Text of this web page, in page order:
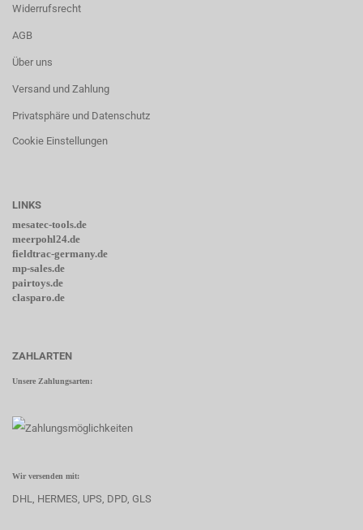
Widerrufsrecht
AGB
Über uns
Versand und Zahlung
Privatsphäre und Datenschutz
Cookie Einstellungen
LINKS
mesatec-tools.de
meerpohl24.de
fieldtrac-germany.de
mp-sales.de
pairtoys.de
clasparo.de
ZAHLARTEN
Unsere Zahlungsarten:
Wir versenden mit:
DHL, HERMES, UPS, DPD, GLS